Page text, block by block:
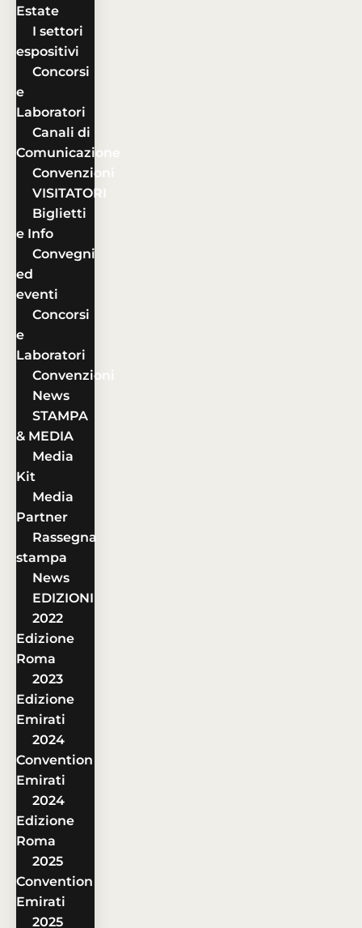
Estate
I settori
espositivi
Concorsi
e
Laboratori
Canali di
Comunicazione
Convenzioni
VISITATORI
Biglietti
e Info
Convegni
ed
eventi
Concorsi
e
Laboratori
Convenzioni
News
STAMPA
& MEDIA
Media
Kit
Media
Partner
Rassegna
stampa
News
EDIZIONI
2022
Edizione
Roma
2023
Edizione
Emirati
2024
Convention
Emirati
2024
Edizione
Roma
2025
Convention
Emirati
2025